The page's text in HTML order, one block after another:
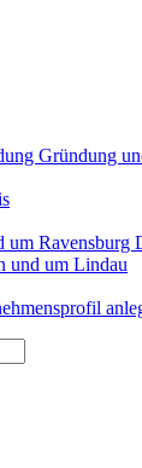
Gründung
um Ravensburg
und um Lindau